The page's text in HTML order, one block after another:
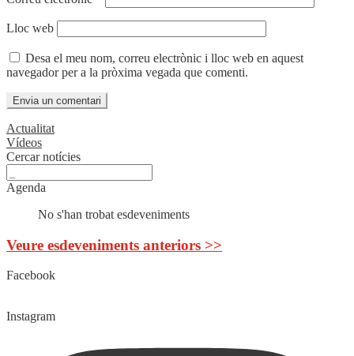
Lloc web
Desa el meu nom, correu electrònic i lloc web en aquest
navegador per a la pròxima vegada que comenti.
Actualitat
Vídeos
Cercar notícies
Agenda
No s'han trobat esdeveniments
Veure esdeveniments anteriors >>
Facebook
Instagram